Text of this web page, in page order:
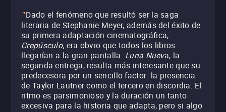
"Dado el fenómeno que resultó ser la saga
literaria de Stephanie Meyer, además del éxito de
su primera adaptación cinematográfica,
Crepúsculo; era obvio que todos los libros
llegarían a la gran pantalla. Luna Nueva, la
segunda entrega, resulta más interesante que su
predecesora por un sencillo factor: la presencia
de Taylor Lautner como el tercero en discordia. El
ritmo es parsimonioso y la duración un tanto
excesiva para la historia que adapta, pero si algo